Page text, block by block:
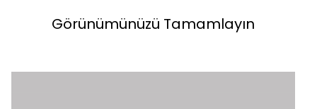
Görünümünüzü Tamamlayın